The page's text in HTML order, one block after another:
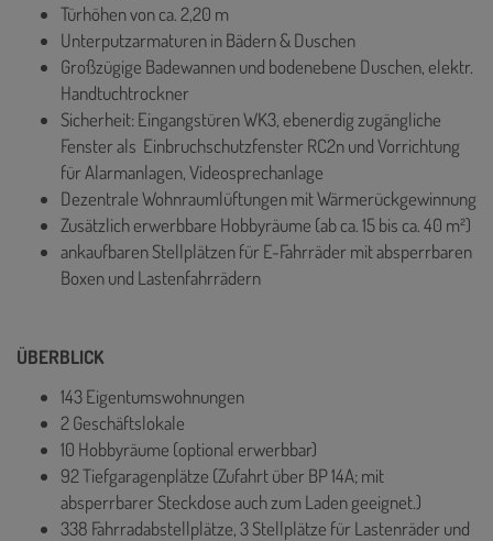
Türhöhen von ca. 2,20 m
Unterputzarmaturen in Bädern & Duschen
Großzügige Badewannen und bodenebene Duschen, elektr.
Handtuchtrockner
Sicherheit: Eingangstüren WK3, ebenerdig zugängliche
Fenster als Einbruchschutzfenster RC2n und Vorrichtung
für Alarmanlagen, Videosprechanlage
Dezentrale Wohnraumlüftungen mit Wärmerückgewinnung
Zusätzlich erwerbbare Hobbyräume (ab ca. 15 bis ca. 40 m²)
ankaufbaren Stellplätzen für E-Fahrräder mit absperrbaren
Boxen und Lastenfahrrädern
ÜBERBLICK
143 Eigentumswohnungen
2 Geschäftslokale
10 Hobbyräume (optional erwerbbar)
92 Tiefgaragenplätze (Zufahrt über BP 14A; mit
absperrbarer Steckdose auch zum Laden geeignet.)
338 Fahrradabstellplätze, 3 Stellplätze für Lastenräder und